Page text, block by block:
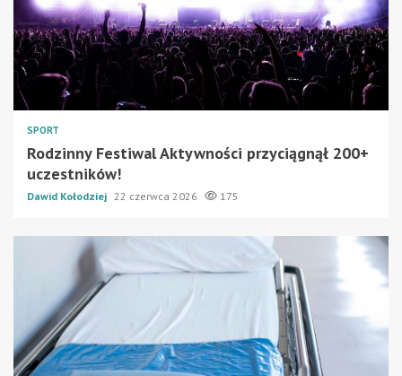
SPORT
Rodzinny Festiwal Aktywności przyciągnął 200+
uczestników!
Dawid Kołodziej 22 czerwca 2026 175